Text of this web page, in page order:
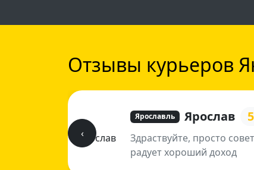
Отзывы курьеров
Ярославль Ярослав 5
Здраствуйте, просто
радует хороший доход
‹